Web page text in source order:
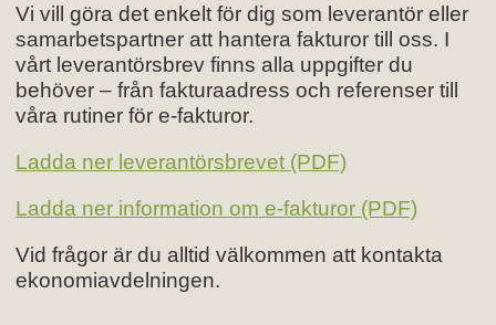
Vi vill göra det enkelt för dig som leverantör eller
samarbetspartner att hantera fakturor till oss. I
vårt leverantörsbrev finns alla uppgifter du
behöver – från fakturaadress och referenser till
våra rutiner för e-fakturor.
Ladda ner leverantörsbrevet (PDF)
Ladda ner information om e-fakturor (PDF)
Vid frågor är du alltid välkommen att kontakta
ekonomiavdelningen.